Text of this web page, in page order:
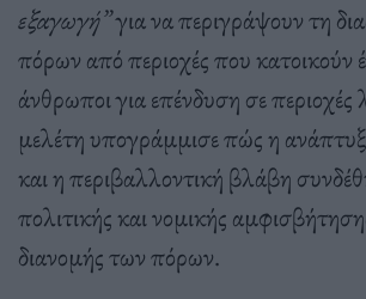
εξαγωγή”για να περιγράψουν τη
πόρων από περιοχές που κατοικούν
άνθρωποι για επένδυση σε
μελέτη υπογράμμισε πώς η
και η περιβαλλοντική βλάβη
πολιτικής και νομικής
διανομής των πόρων.